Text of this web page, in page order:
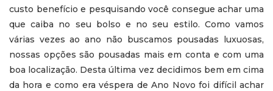
custo benefício e pesquisando você consegue achar uma
que caiba no seu bolso e no seu estilo. Como vamos
várias vezes ao ano não buscamos pousadas luxuosas,
nossas opções são pousadas mais em conta e com uma
boa localização. Desta última vez decidimos bem em cima
da hora e como era véspera de Ano Novo foi difícil achar